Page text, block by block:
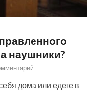
наушники?
дома или едете в